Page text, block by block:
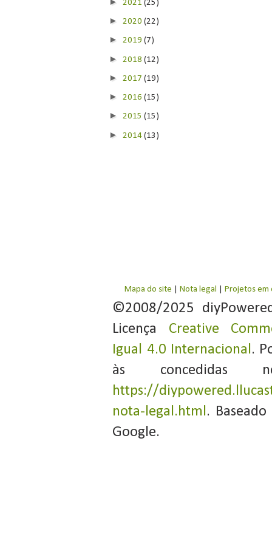
2021(25)
► 2020(22)
► 2019(7)
► 2018(12)
► 2017(19)
► 2016(15)
► 2015(15)
► 2014(13)
Mapa do site Nota legal Projetos em
©2008/2025
Licença Creative
Igual 4.0 Internacional .
às concedidas
https://
nota-legal.html .
Google.